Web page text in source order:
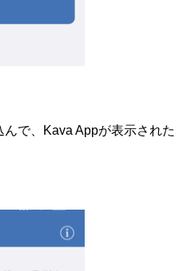
で、Kava Appが表示された